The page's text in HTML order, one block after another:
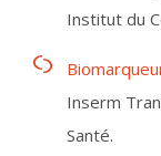
Institut du
Inserm
Santé.